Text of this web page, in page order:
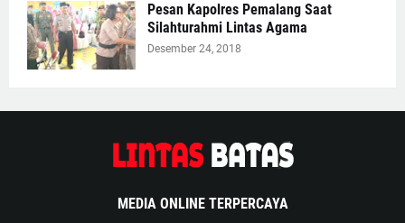
Pesan Kapolres Pemalang Saat
Silahturahmi Lintas Agama
Desember 24, 2018
MEDIA ONLINE TERPERCAYA